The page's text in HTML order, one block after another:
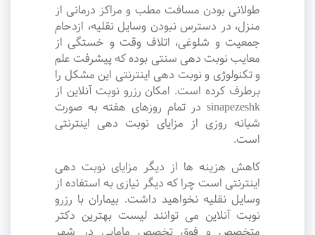
طولانی بودن مسافت مطب و مراکز درمانی از
منزل، در دسترس نبودن وسایل نقلیه، ازدحام
جمعیت و شلوغی، اتلاف وقت و خستگی از
معایب نوبت دهی سنتی بوده که پیشرفت علم
و تکنولوژی و نوبت دهی اینترنتی این مشکل را
برطرف کرده است. امکان رزرو نوبت آنلاین از
sinapezeshk در تمام روزهای هفته به صورت
شبانه روزی از مزایای نوبت دهی اینترنتی
است.
کاهش هزینه ها از دیگر مزایای نوبت دهی
اینترنتی است چرا که دیگر نیازی به استفاده از
وسایل نقلیه نخواهید داشت. بیماران با رزرو
نوبت آنلاین می توانند لیست بهترین دکتر